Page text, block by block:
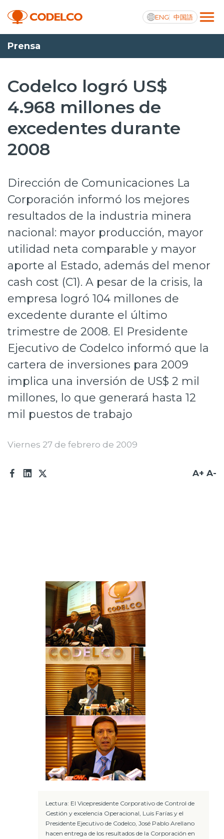
ENG 中国語
Transparencia activa
Nosotros
Operaciones
Proyectos
Innovación
Inversionistas
Prensa
Transparencia activa
Canales de denuncia
Proveedores
Acceso trabajadores/as
Prensa
Codelco logró US$
4.968 millones de
excedentes durante
2008
Dirección de Comunicaciones La
Corporación informó los mejores
resultados de la industria minera
nacional: mayor producción, mayor
utilidad neta comparable y mayor
aporte al Estado, además del menor
cash cost (C1). A pesar de la crisis, la
empresa logró 104 millones de
excedente durante el último
trimestre de 2008. El Presidente
Ejecutivo de Codelco informó que la
cartera de inversiones para 2009
implica una inversión de US$ 2 mil
millones, lo que generará hasta 12
mil puestos de trabajo
Viernes 27 de febrero de 2009
A+ A-
Lectura: El Vicepresidente Corporativo de Control de
Gestión y excelencia Operacional, Luis Farías y el
Presidente Ejecutivo de Codelco, José Pablo Arellano
hacen entrega de los resultados de la Corporación en